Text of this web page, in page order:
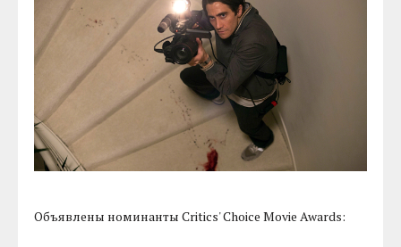
Объявлены номинанты Critics' Choice Movie Awards: